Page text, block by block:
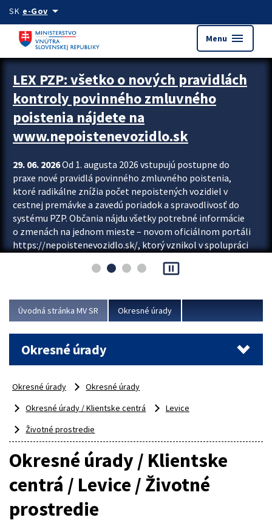
Preskocit na hlavný obsah
SK e-Govarrow_drop_down
Menu menu
Zastavit automatický posun upútavok
LEX PZP: všetko o nových pravidlách
kontroly povinného zmluvného
poistenia nájdete na
www.nepoistenevozidlo.sk
29. 06. 2026Od 1. augusta 2026 vstupujú postupne do
praxe nové pravidlá povinného zmluvného poistenia,
ktoré radikálne znížia počet nepoistených vozidiel v
cestnej premávke a zavedú poriadok a spravodlivosť do
systému PZP. Občania nájdu všetky potrebné informácie
o zmenách na jednom mieste – novom oficiálnom portáli
https://nepoistenevozidlo.sk/, ktorý vznikol v spolupráci
asociácie poisťovní (SLASPO) a Ministerstva vnútra SR.
Viac
pause_presentation
Úvodná stránka MV SR Okresné úrady
Okresné úrady
Okresné úrady
Okresné úrady
Okresné úrady / Klientske centrá
Levice
Životné prostredie
Okresné úrady / Klientske
centrá / Levice / Životné
prostredie